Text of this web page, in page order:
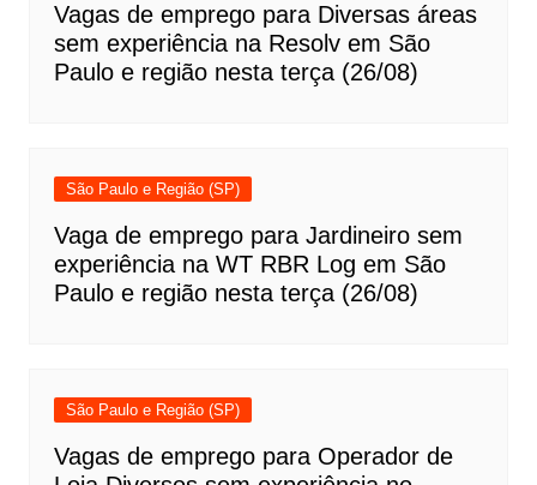
Vagas de emprego para Diversas áreas
sem experiência na Resolv em São
Paulo e região nesta terça (26/08)
São Paulo e Região (SP)
Vaga de emprego para Jardineiro sem
experiência na WT RBR Log em São
Paulo e região nesta terça (26/08)
São Paulo e Região (SP)
Vagas de emprego para Operador de